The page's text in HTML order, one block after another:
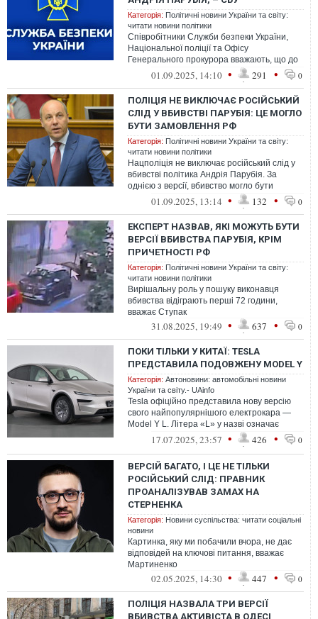
Категорія: Політичні новини України та світу:
читати новини політики
Співробітники Служби безпеки України,
Національної поліції та Офісу
Генерального прокурора вважають, що до
організації убивства народного депутата
01.09.2025, 14:10 • 291 • 0
ПОЛІЦІЯ НЕ ВИКЛЮЧАЄ РОСІЙСЬКИЙ
СЛІД У ВБИВСТВІ ПАРУБІЯ: ЦЕ МОГЛО
БУТИ ЗАМОВЛЕННЯ РФ
Категорія: Політичні новини України та світу:
читати новини політики
Нацполіція не виключає російський слід у
вбивстві політика Андрія Парубія. За
однією з версії, вбивство могло бути
замовлене Російською Федерацією.
01.09.2025, 13:14 • 132 • 0
ЕКСПЕРТ НАЗВАВ, ЯКІ МОЖУТЬ БУТИ
ВЕРСІЇ ВБИВСТВА ПАРУБІЯ, КРІМ
ПРИЧЕТНОСТІ РФ
Категорія: Політичні новини України та світу:
читати новини політики
Вирішальну роль у пошуку виконавця
вбивства відіграють перші 72 години,
вважає Ступак
31.08.2025, 19:49 • 637 • 0
ПОКИ ТІЛЬКИ У КИТАЇ: TESLA
ПРЕДСТАВИЛА ПОДОВЖЕНУ MODEL Y
Категорія: Автоновини: автомобільні новини
України та світу.- UAinfo
Tesla офіційно представила нову версію
свого найпопулярнішого електрокара —
Model Y L. Літера «L» у назві означає
«Long» — подовжений кузов
17.07.2025, 23:57 • 426 • 0
ВЕРСІЙ БАГАТО, І ЦЕ НЕ ТІЛЬКИ
РОСІЙСЬКИЙ СЛІД: ПРАВНИК
ПРОАНАЛІЗУВАВ ЗАМАХ НА
СТЕРНЕНКА
Категорія: Новини суспільства: читати соціальні
новини
Картинка, яку ми побачили вчора, не дає
відповідей на ключові питання, вважає
Мартиненко
02.05.2025, 14:30 • 447 • 0
ПОЛІЦІЯ НАЗВАЛА ТРИ ВЕРСІЇ
ВБИВСТВА АКТИВІСТА В ОДЕСІ